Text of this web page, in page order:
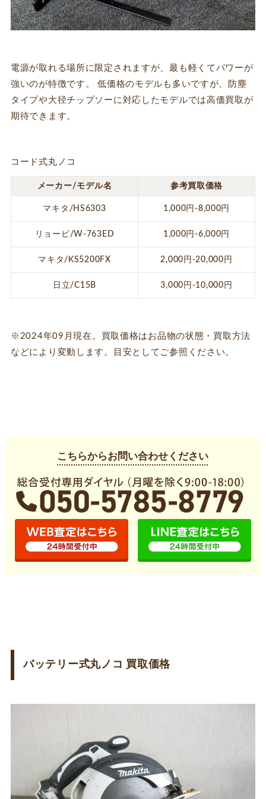
電源が取れる場所に限定されますが、最も軽くてパワーが
強いのが特徴です。 低価格のモデルも多いですが、防塵
タイプや大径チップソーに対応したモデルでは高価買取が
期待できます。
コード式丸ノコ
メーカー/モデル名 参考買取価格
マキタ/HS6303 1,000円-8,000円
リョービ/W-763ED 1,000円-6,000円
マキタ/KS5200FX 2,000円-20,000円
日立/C15B 3,000円-10,000円
※2024年09月現在。買取価格はお品物の状態・買取方法
などにより変動します。目安としてご参照ください。
こちらからお問い合わせください
バッテリー式丸ノコ 買取価格